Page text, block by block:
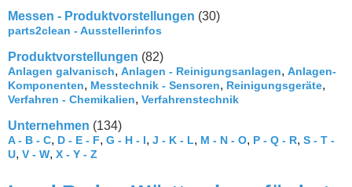
Messen - Produktvorstellungen (30)
parts2clean - Ausstellerinfos
Produktvorstellungen (82)
Anlagen galvanisch, Anlagen - Reinigungsanlagen, Anlagen-
Komponenten, Messtechnik - Sensoren, Reinigungsgeräte,
Verfahren - Chemikalien, Verfahrenstechnik
Unternehmen (134)
A - B - C, D - E - F, G - H - I, J - K - L, M - N - O, P - Q - R, S - T -
U, V - W, X - Y - Z